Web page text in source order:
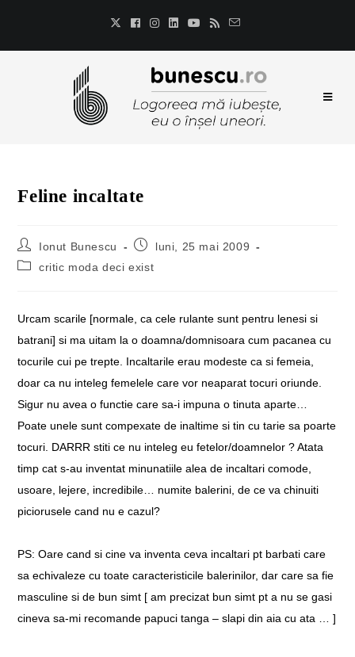
Feline incaltate
Ionut Bunescu
luni, 25 mai 2009
critic moda deci exist
Urcam scarile [normale, ca cele rulante sunt pentru lenesi si
batrani] si ma uitam la o doamna/domnisoara cum pacanea cu
tocurile cui pe trepte. Incaltarile erau modeste ca si femeia,
doar ca nu inteleg femelele care vor neaparat tocuri oriunde.
Sigur nu avea o functie care sa-i impuna o tinuta aparte…
Poate unele sunt compexate de inaltime si tin cu tarie sa poarte
tocuri. DARRR stiti ce nu inteleg eu fetelor/doamnelor ? Atata
timp cat s-au inventat minunatiile alea de incaltari comode,
usoare, lejere, incredibile… numite balerini, de ce va chinuiti
piciorusele cand nu e cazul?
PS: Oare cand si cine va inventa ceva incaltari pt barbati care
sa echivaleze cu toate caracteristicile balerinilor, dar care sa fie
masculine si de bun simt [ am precizat bun simt pt a nu se gasi
cineva sa-mi recomande papuci tanga – slapi din aia cu ata … ]